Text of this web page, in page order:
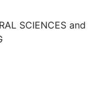
SCIENCES and